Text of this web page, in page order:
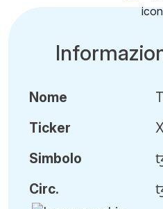
Nome
Ticker
Simbolo
Circ.